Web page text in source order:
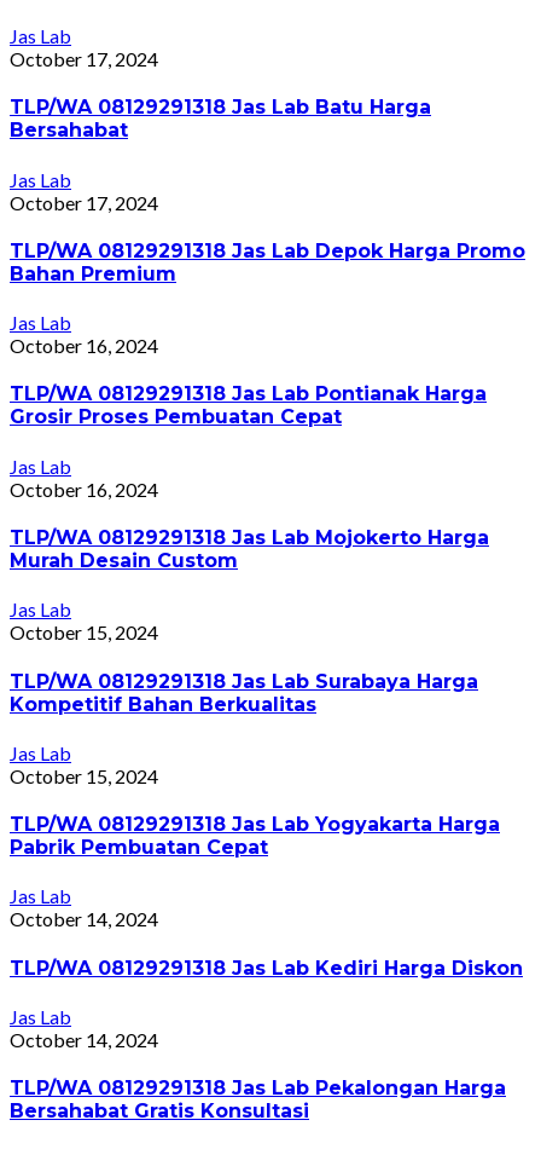
Jas Lab
October 17, 2024
TLP/WA 08129291318 Jas Lab Batu Harga
Bersahabat
Jas Lab
October 17, 2024
TLP/WA 08129291318 Jas Lab Depok Harga Promo
Bahan Premium
Jas Lab
October 16, 2024
TLP/WA 08129291318 Jas Lab Pontianak Harga
Grosir Proses Pembuatan Cepat
Jas Lab
October 16, 2024
TLP/WA 08129291318 Jas Lab Mojokerto Harga
Murah Desain Custom
Jas Lab
October 15, 2024
TLP/WA 08129291318 Jas Lab Surabaya Harga
Kompetitif Bahan Berkualitas
Jas Lab
October 15, 2024
TLP/WA 08129291318 Jas Lab Yogyakarta Harga
Pabrik Pembuatan Cepat
Jas Lab
October 14, 2024
TLP/WA 08129291318 Jas Lab Kediri Harga Diskon
Jas Lab
October 14, 2024
TLP/WA 08129291318 Jas Lab Pekalongan Harga
Bersahabat Gratis Konsultasi